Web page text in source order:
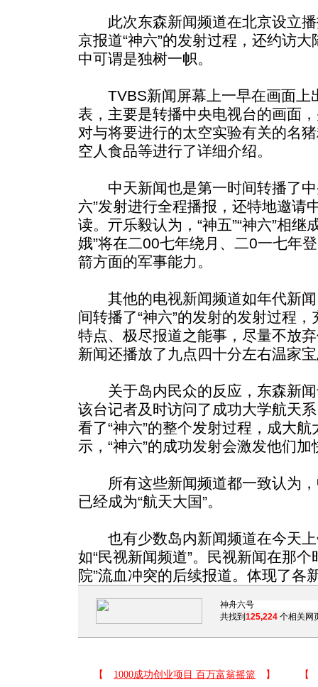
此次东森新闻频道在北京设立播
京报道“神六”的发射过程，还约访
中可谓是独树一帜。
TVBS新闻屏幕上一早在画面上
表，主要是转播中央电视台的画面
对与将要进行的太空实验有关的名
空人食品等进行了详细介绍。
中天新闻也是第一时间转播了中
六”发射进行全程播报，还特地邀请
读。亓乐毅认为，“神五”“神六”相继
娥”将在二00七年绕月、二0一七年
箭方面的军事能力。
其他的电视新闻频道如年代新闻
间转播了“神六”的发射的发射过程
特点、极尽报道之能事，尽量不放
新闻还播放了九点四十分左右温家
关于岛内民众的反应，东森新闻
该台记者及时访问了成功大学航天
看了“神六”的整个发射过程，成大
示，“神六”的成功发射会激发他们
所有这些新闻频道都一致认为，
已经成为“航天大国”。
也有少数岛内新闻频道在今天上
如“民视新闻频道”。民视新闻在那
院”流血冲突的后续报道。体现了各
共找到 125,224 个相关网